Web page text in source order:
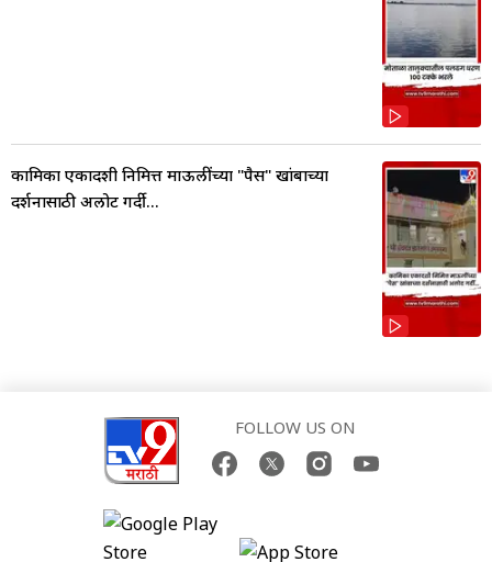
कामिका एकादशी निमित्त माऊलींच्या "पैस" खांबाच्या
दर्शनासाठी अलोट गर्दी...
FOLLOW US ON